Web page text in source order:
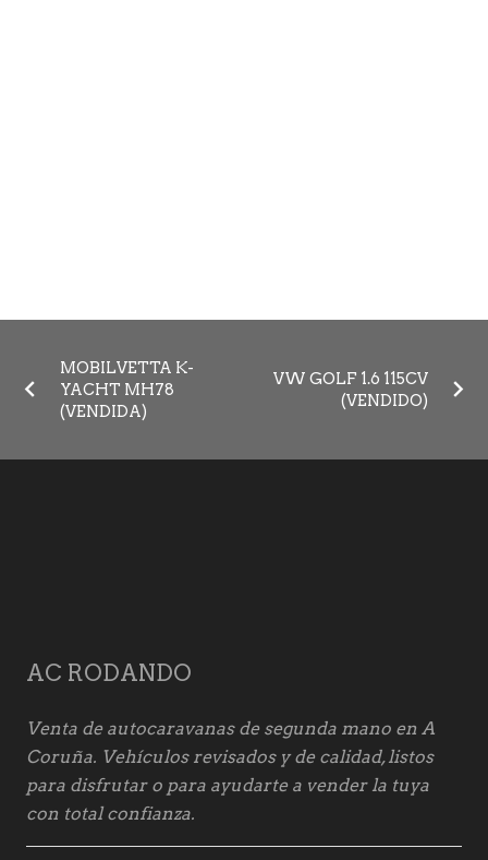
MOBILVETTA K-
YACHT MH78
(VENDIDA)
VW GOLF 1.6 115CV
(VENDIDO)
AC RODANDO
Venta de autocaravanas de segunda mano en A
Coruña. Vehículos revisados y de calidad, listos
para disfrutar o para ayudarte a vender la tuya
con total confianza.